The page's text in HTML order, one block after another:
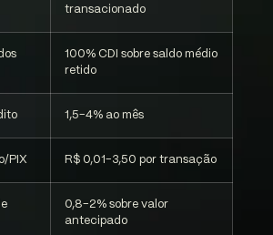
transacionado
100% CDI sobre saldo médio
retido
1,5-4% ao mês
PIX R$ 0,01-3,50 por transação
0,8-2% sobre valor
antecipado